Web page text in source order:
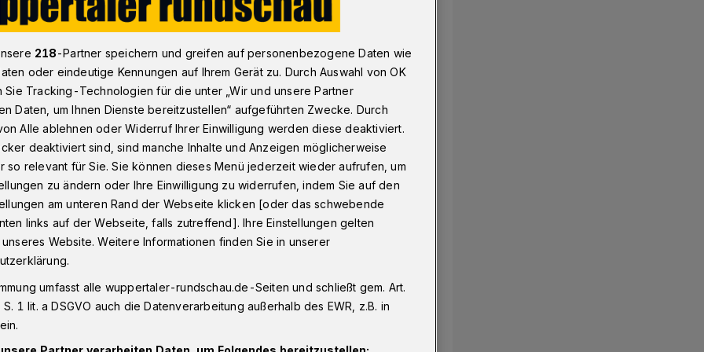
zum Zustand der Elberfelder City
gab ...“
Leserbrief von Wolfgang Schröder
218-Partner speichern und greifen auf personenbezogene Daten wie
oder eindeutige Kennungen auf Ihrem Gerät zu. Durch Auswahl von OK
Sie Tracking-Technologien für die unter „Wir und unsere Partner
Daten, um Ihnen Dienste bereitzustellen“ aufgeführten Zwecke. Durch
Alle ablehnen oder Widerruf Ihrer Einwilligung werden diese deaktiviert.
deaktiviert sind, sind manche Inhalte und Anzeigen möglicherweise
so relevant für Sie. Sie können dieses Menü jederzeit wieder aufrufen, um
zu ändern oder Ihre Einwilligung zu widerrufen, indem Sie auf den
am unteren Rand der Webseite klicken [oder das schwebende
links auf der Webseite, falls zutreffend]. Ihre Einstellungen gelten
Website. Weitere Informationen finden Sie in unserer
umfasst alle wuppertaler-rundschau.de-Seiten und schließt gem. Art.
1 lit. a DSGVO auch die Datenverarbeitung außerhalb des EWR, z.B. in